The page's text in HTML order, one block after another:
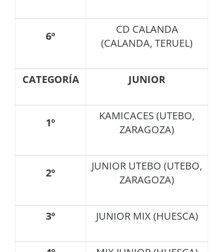
6º
CD CALANDA
(CALANDA, TERUEL)
CATEGORÍA JUNIOR
1º
KAMICACES (UTEBO,
ZARAGOZA)
2º
JUNIOR UTEBO (UTEBO,
ZARAGOZA)
3º JUNIOR MIX (HUESCA)